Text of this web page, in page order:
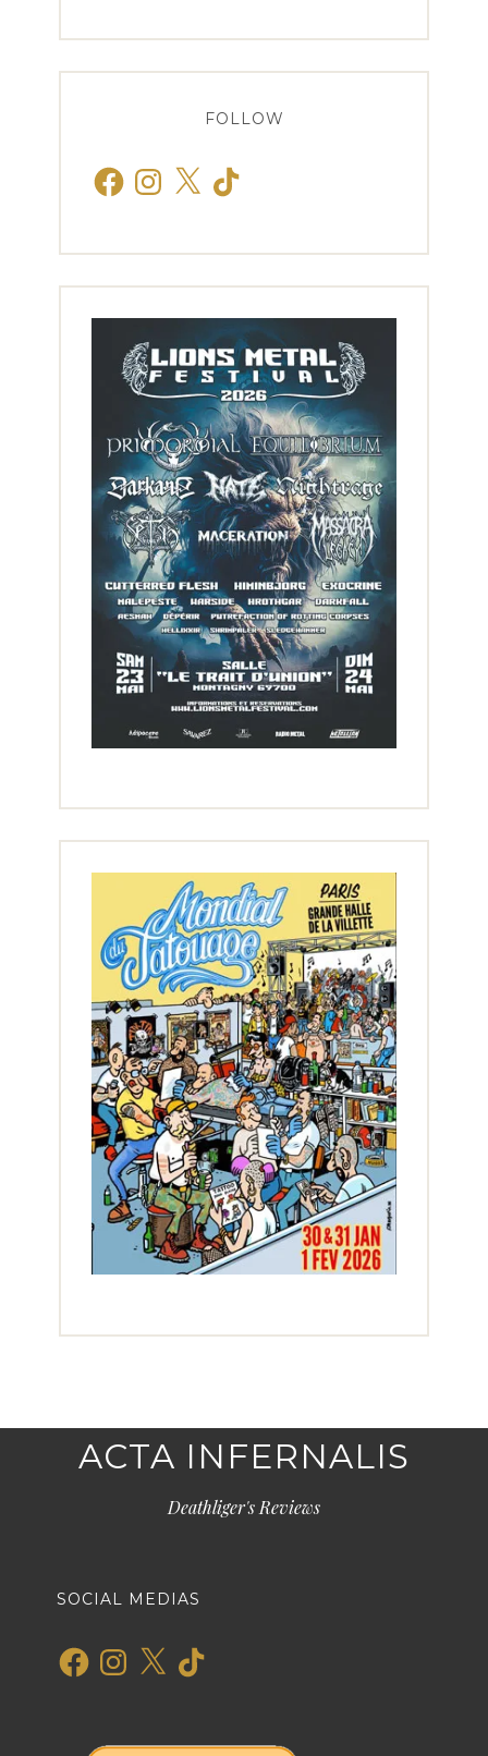
FOLLOW
FacebookInstagram
X TikTok
ACTA INFERNALIS
Deathliger's Reviews
SOCIAL MEDIAS
FacebookInstagram
X TikTok